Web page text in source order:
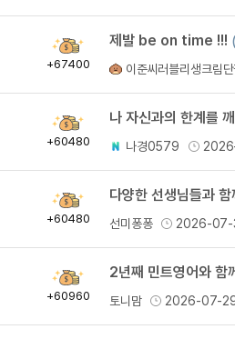
획
득
+67400
제발 be on time !!!
이준씨러블리생크림
획
득
+60480
나 자신과의 한계를
나경0579
획
득
+60480
다양한 선생님들과
선미퐁퐁 2026-
획
득
+60960
2년째 민트영어와 함
토니맘 2026-07-